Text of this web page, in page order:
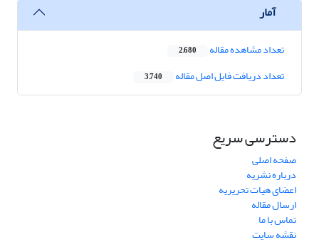
آمار
تعداد مشاهده مقاله 2,680
تعداد دریافت فایل اصل مقاله 3,740
دسترسی سریع
صفحه اصلی
درباره نشریه
اعضای هیات تحریریه
ارسال مقاله
تماس با ما
نقشه سایت